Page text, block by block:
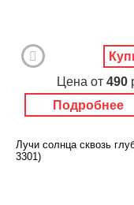
Подробнее
Цена от 490
Лучи солнца сквозь
3301)